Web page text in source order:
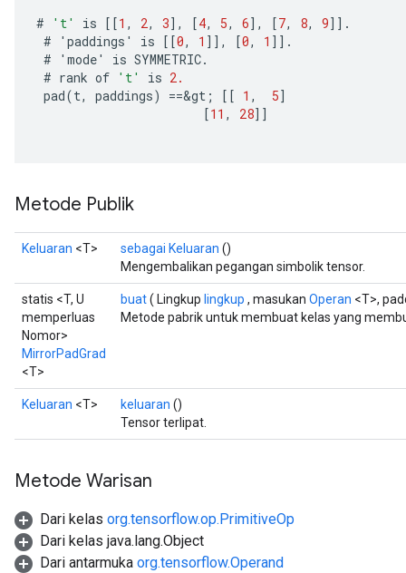
# 't' is [[1 , 2, 3] , [4, 5, 6] , [7, 8, 9]] .
#
' paddings ' is [[0, 1 ]] , [0, 1 ]] .
#
' mode' is SYMMETRIC.
# rank of 't' is 2.
pad(t, paddings) ==&gt ; [[ 1 , 5]
[11 , 28]]
Metode Publik
Keluaran <T> sebagai Keluaran ()
Mengembalikan pegangan simbolik tensor.
statis <T, U
memperluas
Nomor>
MirrorPadGrad
<T>
buat( Lingkup lingkup , masukan Operan <T>,
Metode pabrik untuk membuat kelas yang
Keluaran <T> keluaran ()
Tensor terlipat.
Metode Warisan
Dari kelas org.tensorflow.op.PrimitiveOp
Dari kelas java.lang.Object
Dari antarmuka org.tensorflow.Operand